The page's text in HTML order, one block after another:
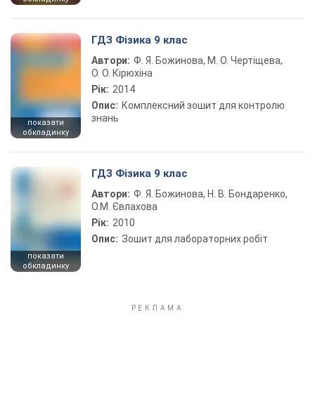
показати
обкладинку
ГДЗ Фізика 9 клас
Автори: Ф. Я. Божинова, М. О. Чертіщева,
О. О. Кірюхіна
Рік: 2014
Опис: Комплексний зошит для контролю
знань
показати
обкладинку
ГДЗ Фізика 9 клас
Автори: Ф. Я. Божинова, Н. В. Бондаренко,
О.М. Євлахова
Рік: 2010
Опис: Зошит для лабораторних робіт